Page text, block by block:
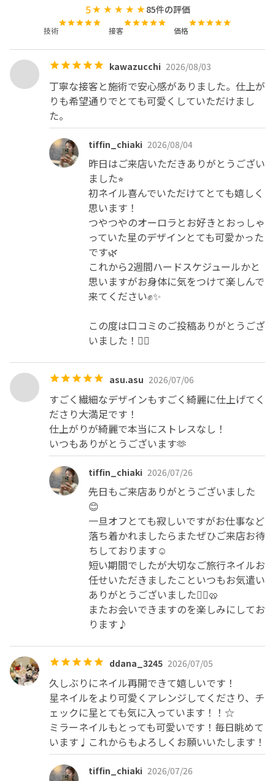
5 85件の評価
技術 接客 価格
kawazucchi 2026/08/03
丁寧な接客と施術で安心感がありました。仕上が
りも希望通りでとても可愛くしていただけまし
た。
tiffin_chiaki 2026/08/04
昨日はご来店いただきありがとうござい
ました⭐︎
初ネイル喜んでいただけてとても嬉しく
思います！
つやつやのオーロラとお好きとおっしゃ
っていた星のデザインとても可愛かった
です🌿
これから2週間ハードスケジュールかと
思いますがお身体に気をつけて楽しんで
来てください✊✨
この度は口コミのご投稿ありがとうござ
いました！🙇‍♀️
asu.asu 2026/07/06
すごく繊細なデザインもすごく綺麗に仕上げてく
ださり大満足です！
仕上がりが綺麗で本当にストレスなし！
いつもありがとうございます🫶
tiffin_chiaki 2026/07/26
先日もご来店ありがとうございました
😊
一旦オフとても寂しいですがお仕事など
落ち着かれましたらまたぜひご来店お待
ちしております☺️
短い期間でしたが大切なご旅行ネイルお
任せいただきましたこといつもお気遣い
ありがとうございました🙇‍♀️🥨
またお会いできますのを楽しみにしてお
ります♪
ddana_3245 2026/07/05
久しぶりにネイル再開できて嬉しいです！
星ネイルをより可愛くアレンジしてくださり、チ
ェックに星とても気に入っています！！☆
ミラーネイルもとっても可愛いです！毎日眺めて
います♩これからもよろしくお願いいたします！
tiffin_chiaki 2026/07/26